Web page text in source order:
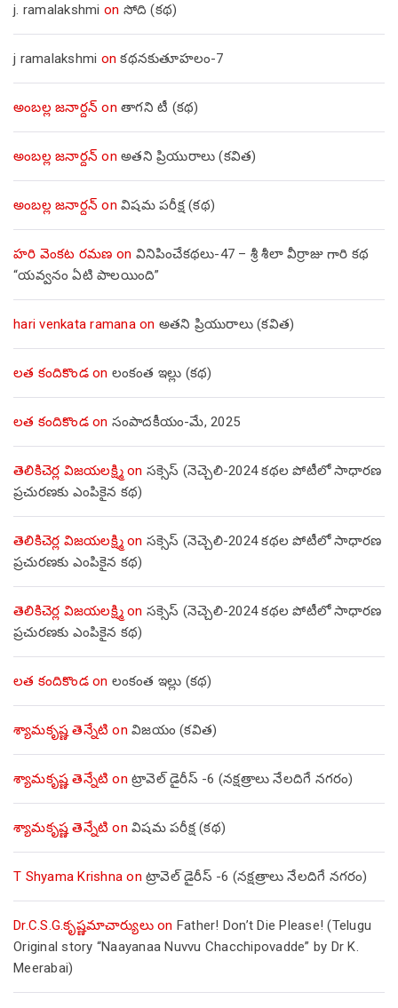
j. ramalakshmi on సోది (కథ)
j ramalakshmi onకథనకుతూహలం-7
అంబల్ల జనార్దన్ on తాగని టీ (కథ)
అంబల్ల జనార్దన్ on అతని ప్రియురాలు (కవిత)
అంబల్ల జనార్దన్ on విషమ పరీక్ష (క‌థ‌)
హరి వెంకట రమణ on వినిపించేకథలు-47 – శ్రీ శీలా వీర్రాజు గారి కథ
“యవ్వనం ఏటి పాలయింది”
hari venkata ramanaon అతని ప్రియురాలు (కవిత)
లత కందికొండon లంకంత ఇల్లు (కథ)
లత కందికొండon సంపాదకీయం-మే, 2025
తెలికిచెర్ల విజయలక్ష్మిon సక్సెస్ (నెచ్చెలి-2024 కథల పోటీలో సాధారణ
ప్రచురణకు ఎంపికైన కథ)
తెలికిచెర్ల విజయలక్ష్మిon సక్సెస్ (నెచ్చెలి-2024 కథల పోటీలో సాధారణ
ప్రచురణకు ఎంపికైన కథ)
తెలికిచెర్ల విజయలక్ష్మిon సక్సెస్ (నెచ్చెలి-2024 కథల పోటీలో సాధారణ
ప్రచురణకు ఎంపికైన కథ)
లత కందికొండon లంకంత ఇల్లు (కథ)
శ్యామకృష్ణ తెన్నేటి on విజయం (కవిత)
శ్యామకృష్ణ తెన్నేటి on ట్రావెల్ డైరీస్ -6 (నక్షత్రాలు నేలదిగే నగరం)
శ్యామకృష్ణ తెన్నేటి on విషమ పరీక్ష (క‌థ‌)
T Shyama Krishna on ట్రావెల్ డైరీస్ -6 (నక్షత్రాలు నేలదిగే నగరం)
Dr.C.S.G.కృష్ణమాచార్యులుon Father! Don’t Die Please! (Telugu
Original story “Naayanaa Nuvvu Chacchipovadde” by Dr K.
Meerabai)